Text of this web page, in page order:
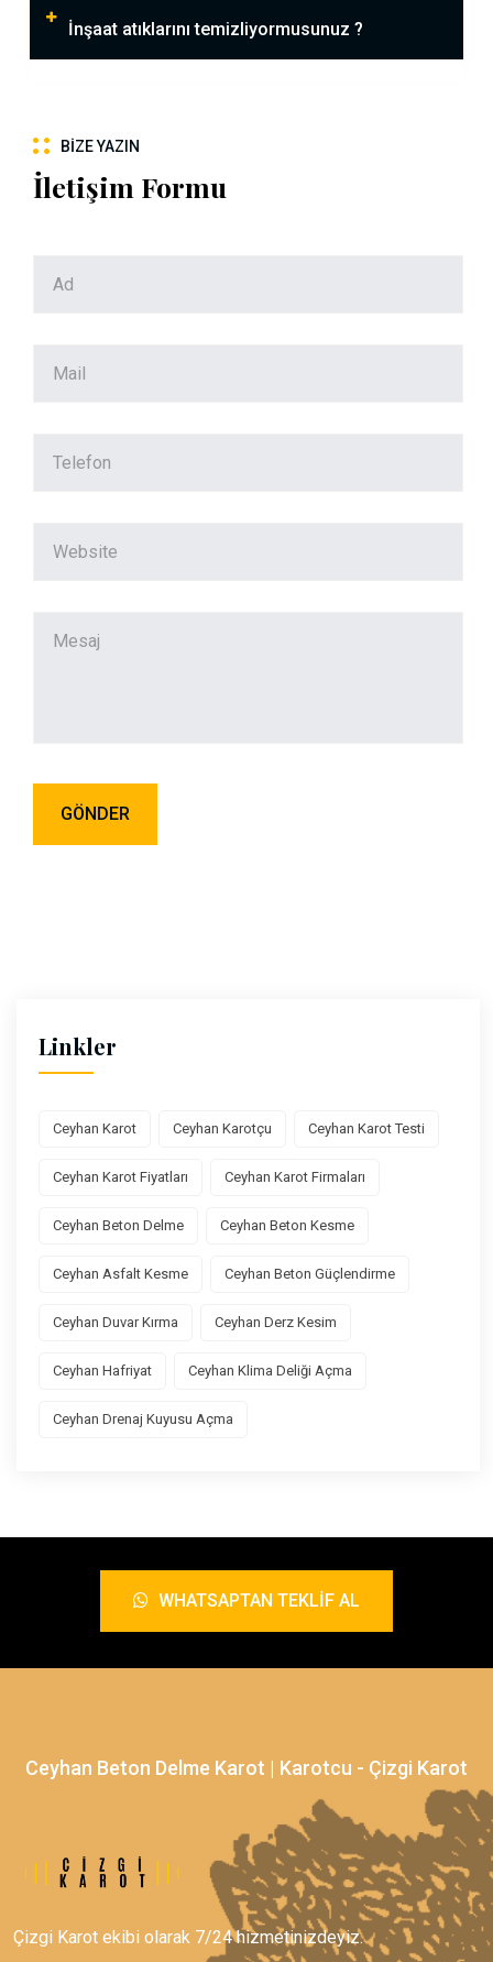
İnşaat atıklarını temizliyormusunuz ?
BIZE YAZIN
İletişim Formu
Linkler
Ceyhan Karot Ceyhan Karotçu Ceyhan Karot Testi
Ceyhan Karot Fiyatları Ceyhan Karot Firmaları
Ceyhan Beton Delme Ceyhan Beton Kesme
Ceyhan Asfalt Kesme Ceyhan Beton Güçlendirme
Ceyhan Duvar Kırma Ceyhan Derz Kesim
Ceyhan Hafriyat Ceyhan Klima Deliği Açma
Ceyhan Drenaj Kuyusu Açma
WHATSAPTAN TEKLIF AL
Ceyhan Beton Delme Karot | Karotcu - Çizgi Karot
Çizgi Karot ekibi olarak 7/24 hizmetinizdeyiz.